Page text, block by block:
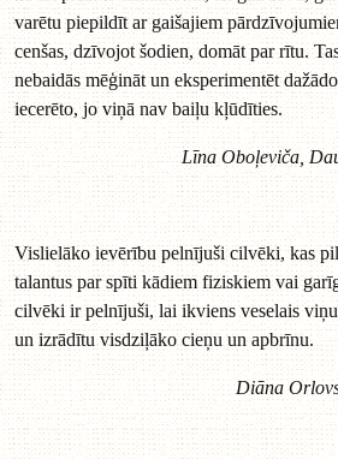
varētu piepildīt ar gaišajiem
cenšas, dzīvojot šodien, domāt par rītu.
nebaidās mēģināt un eksperimentēt
iecerēto, jo viņā nav baiļu kļūdīties.
Līna Oboļeviča,
Vislielāko ievērību pelnījuši cilvēki, kas
talantus par spīti kādiem fiziskiem vai
cilvēki ir pelnījuši, lai ikviens veselais
un izrādītu visdziļāko cieņu un apbrīnu.
Diāna